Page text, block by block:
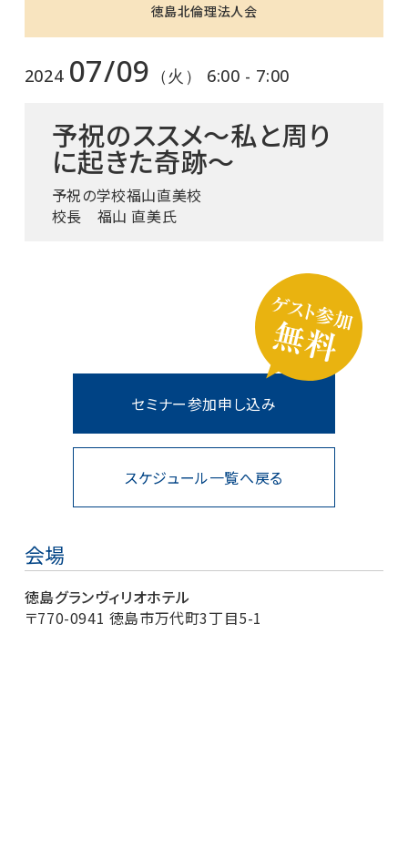
徳島北倫理法人会
2024 07/09 （火） 6:00 - 7:00
予祝のススメ～私と周り
に起きた奇跡～
予祝の学校福山直美校
校長 福山 直美氏
スケジュール一覧へ戻る
セミナー参加申し込み
会場
徳島グランヴィリオホテル
〒770-0941 徳島市万代町3丁目5-1